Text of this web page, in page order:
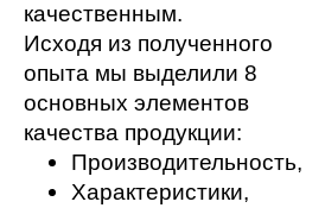
качественным.
Исходя из полученного
опыта мы выделили 8
основных элементов
качества продукции:
Производительность,
Характеристики,